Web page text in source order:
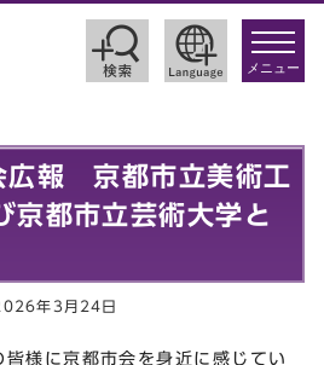
toggle
メニュー
広報 京都市立美術工
京都市立芸術大学と
年3月24日
様に京都市会を身近に感じてい